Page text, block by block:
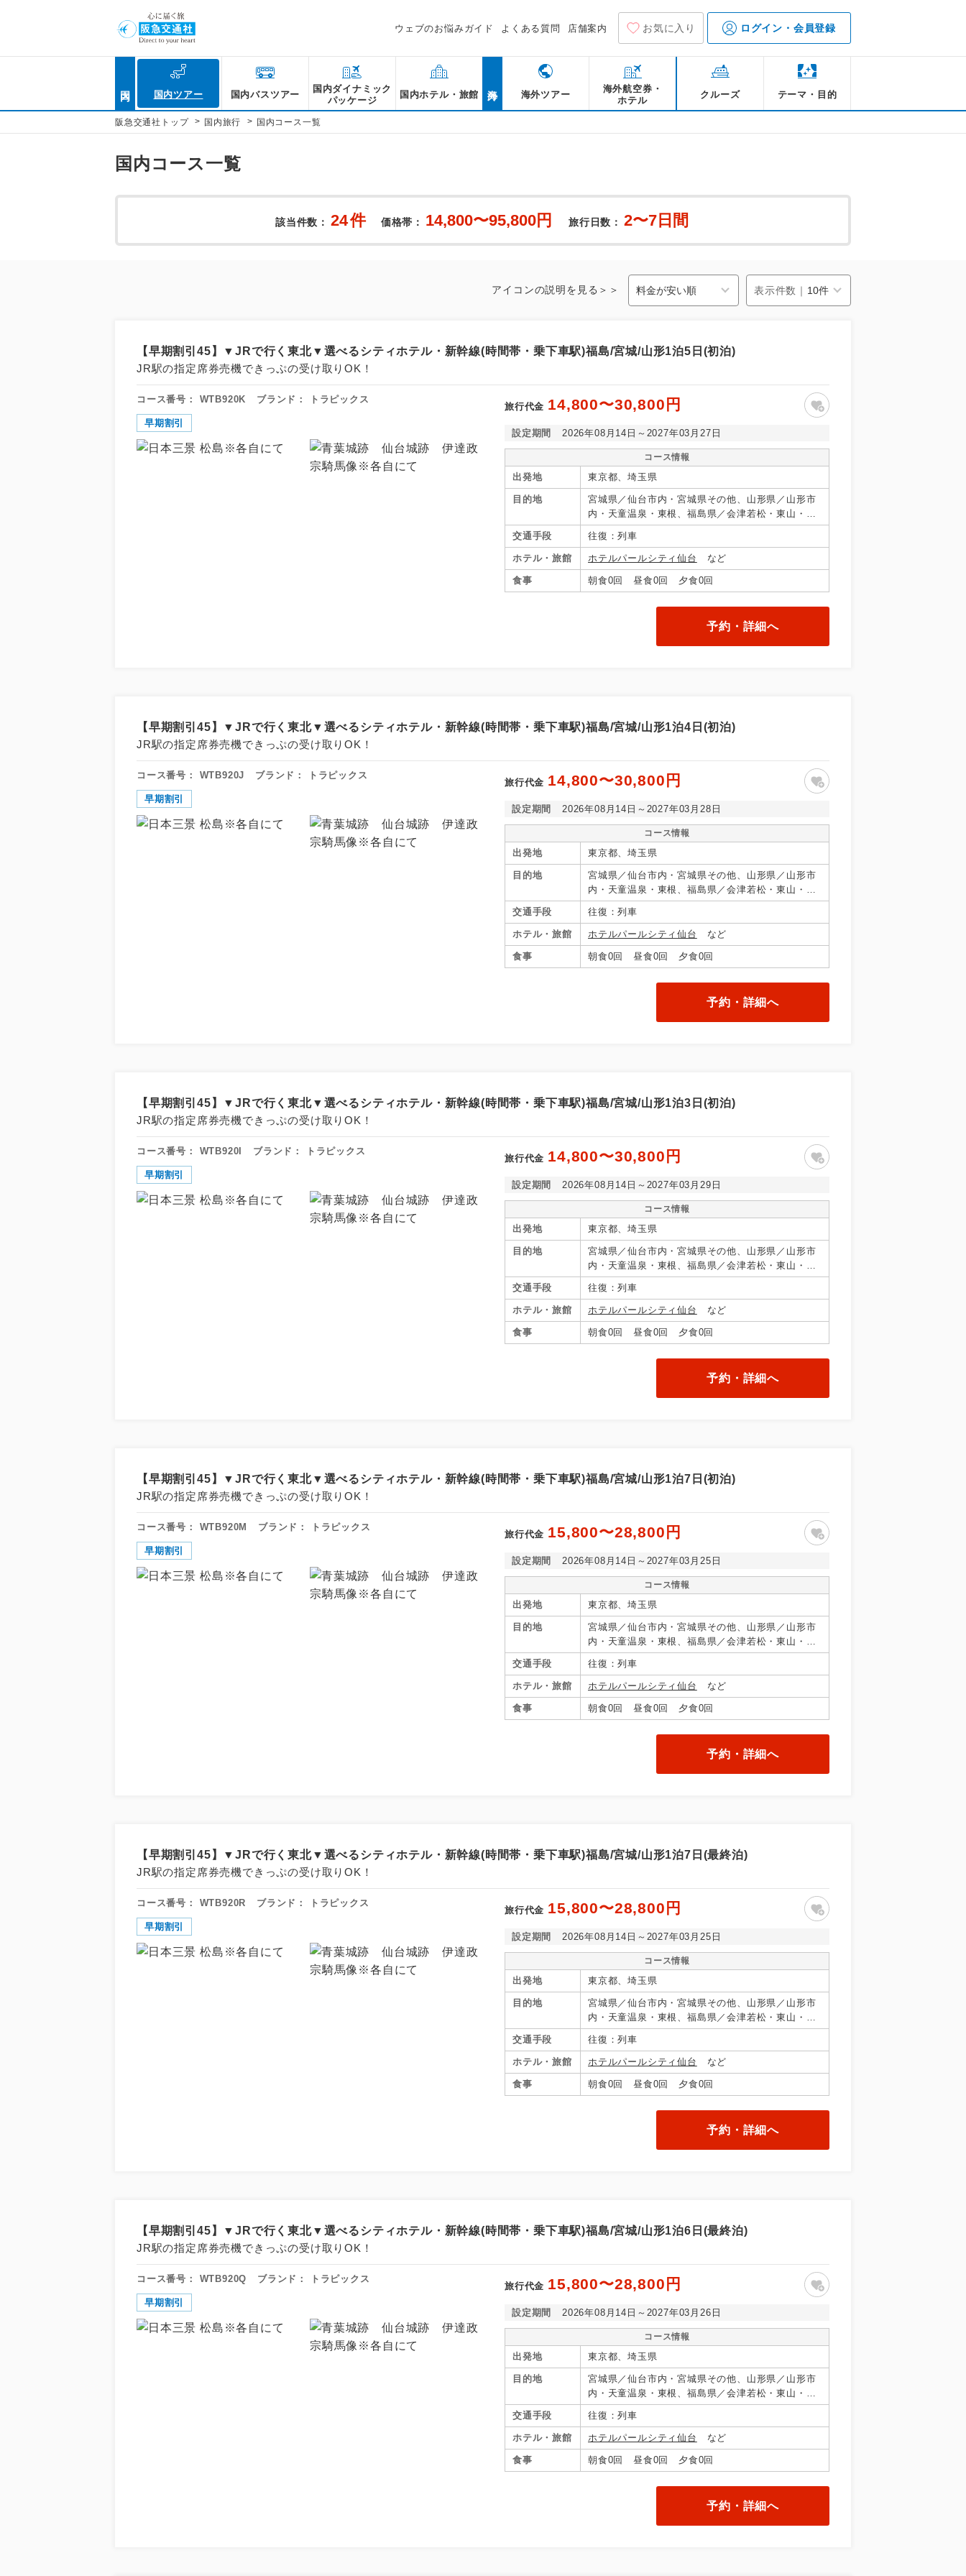
ウェブのお悩みガイド よくある質問 店舗案内 お気に入り ログイン・会員登録
国内ツアー 国内バスツアー
国内ダイナミック
パッケージ
国内ホテル・旅館 海外ツアー
海外航空券・
ホテル
クルーズ テーマ・目的
阪急交通社トップ > 国内旅行 > 国内コース一覧
国内コース一覧
該当件数： 24件 価格帯： 14,800〜95,800円 旅行日数： 2〜7日間
アイコンの説明を見る＞＞ 表示件数｜
【早期割引45】▼JRで行く東北▼選べるシティホテル・新幹線(時間帯・乗下車駅)福島/宮城/山形1泊5日(初泊)
JR駅の指定席券売機できっぷの受け取りOK！
コース番号： WTB920K ブランド： トラピックス
早期割引
旅行代金 14,800〜30,800円
設定期間 2026年08月14日～2027年03月27日
コース情報
出発地 東京都、埼玉県
目的地
宮城県／仙台市内・宮城県その他、山形県／山形市
内・天童温泉・東根、福島県／会津若松・東山・芦
ノ牧・白河・羽鳥・二岐・郡山
交通手段 往復：列車
ホテル・旅館 ホテルパールシティ仙台 など
食事 朝食0回 昼食0回 夕食0回
予約・詳細へ
【早期割引45】▼JRで行く東北▼選べるシティホテル・新幹線(時間帯・乗下車駅)福島/宮城/山形1泊4日(初泊)
JR駅の指定席券売機できっぷの受け取りOK！
コース番号： WTB920J ブランド： トラピックス
早期割引
旅行代金 14,800〜30,800円
設定期間 2026年08月14日～2027年03月28日
コース情報
出発地 東京都、埼玉県
目的地
宮城県／仙台市内・宮城県その他、山形県／山形市
内・天童温泉・東根、福島県／会津若松・東山・芦
ノ牧・白河・羽鳥・二岐・郡山
交通手段 往復：列車
ホテル・旅館 ホテルパールシティ仙台 など
食事 朝食0回 昼食0回 夕食0回
予約・詳細へ
【早期割引45】▼JRで行く東北▼選べるシティホテル・新幹線(時間帯・乗下車駅)福島/宮城/山形1泊3日(初泊)
JR駅の指定席券売機できっぷの受け取りOK！
コース番号： WTB920I ブランド： トラピックス
早期割引
旅行代金 14,800〜30,800円
設定期間 2026年08月14日～2027年03月29日
コース情報
出発地 東京都、埼玉県
目的地
宮城県／仙台市内・宮城県その他、山形県／山形市
内・天童温泉・東根、福島県／会津若松・東山・芦
ノ牧・白河・羽鳥・二岐・郡山
交通手段 往復：列車
ホテル・旅館 ホテルパールシティ仙台 など
食事 朝食0回 昼食0回 夕食0回
予約・詳細へ
【早期割引45】▼JRで行く東北▼選べるシティホテル・新幹線(時間帯・乗下車駅)福島/宮城/山形1泊7日(初泊)
JR駅の指定席券売機できっぷの受け取りOK！
コース番号： WTB920M ブランド： トラピックス
早期割引
旅行代金 15,800〜28,800円
設定期間 2026年08月14日～2027年03月25日
コース情報
出発地 東京都、埼玉県
目的地
宮城県／仙台市内・宮城県その他、山形県／山形市
内・天童温泉・東根、福島県／会津若松・東山・芦
ノ牧・白河・羽鳥・二岐・郡山
交通手段 往復：列車
ホテル・旅館 ホテルパールシティ仙台 など
食事 朝食0回 昼食0回 夕食0回
予約・詳細へ
【早期割引45】▼JRで行く東北▼選べるシティホテル・新幹線(時間帯・乗下車駅)福島/宮城/山形1泊7日(最終泊)
JR駅の指定席券売機できっぷの受け取りOK！
コース番号： WTB920R ブランド： トラピックス
早期割引
旅行代金 15,800〜28,800円
設定期間 2026年08月14日～2027年03月25日
コース情報
出発地 東京都、埼玉県
目的地
宮城県／仙台市内・宮城県その他、山形県／山形市
内・天童温泉・東根、福島県／会津若松・東山・芦
ノ牧・白河・羽鳥・二岐・郡山
交通手段 往復：列車
ホテル・旅館 ホテルパールシティ仙台 など
食事 朝食0回 昼食0回 夕食0回
予約・詳細へ
【早期割引45】▼JRで行く東北▼選べるシティホテル・新幹線(時間帯・乗下車駅)福島/宮城/山形1泊6日(最終泊)
JR駅の指定席券売機できっぷの受け取りOK！
コース番号： WTB920Q ブランド： トラピックス
早期割引
旅行代金 15,800〜28,800円
設定期間 2026年08月14日～2027年03月26日
コース情報
出発地 東京都、埼玉県
目的地
宮城県／仙台市内・宮城県その他、山形県／山形市
内・天童温泉・東根、福島県／会津若松・東山・芦
ノ牧・白河・羽鳥・二岐・郡山
交通手段 往復：列車
ホテル・旅館 ホテルパールシティ仙台 など
食事 朝食0回 昼食0回 夕食0回
予約・詳細へ
添乗員同行
往路出発空港（駅）から復路到着空港（駅）まで同行しま
現地添乗員同行
現地到着空港（駅）から最終日出発空港（駅）まで添乗員が
早期割引 早期申込割引対象コースです。